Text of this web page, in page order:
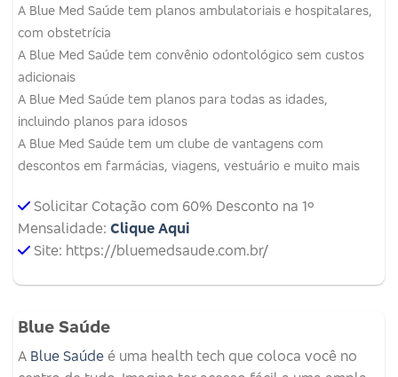
A Blue Med Saúde tem planos ambulatoriais e hospitalares,
com obstetrícia
A Blue Med Saúde tem convênio odontológico sem custos
adicionais
A Blue Med Saúde tem planos para todas as idades,
incluindo planos para idosos
A Blue Med Saúde tem um clube de vantagens com
descontos em farmácias, viagens, vestuário e muito mais
Solicitar Cotação com 60% Desconto na 1º
Mensalidade: Clique Aqui
Site: https://bluemedsaude.com.br/
Blue Saúde
A Blue Saúde é uma health tech que coloca você no